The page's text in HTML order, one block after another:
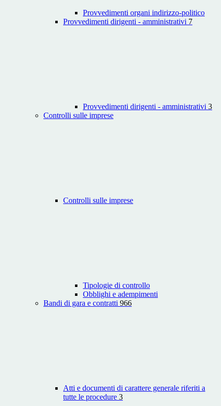
Provvedimenti organi indirizzo-politico
Provvedimenti dirigenti - amministrativi 7
Provvedimenti dirigenti - amministrativi 3
Controlli sulle imprese
Controlli sulle imprese
Tipologie di controllo
Obblighi e adempimenti
Bandi di gara e contratti 966
Atti e documenti di carattere generale riferiti a
tutte le procedure 3